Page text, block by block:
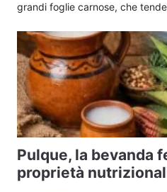
grandi foglie carnose, che
Pulque, la bevanda
proprietà